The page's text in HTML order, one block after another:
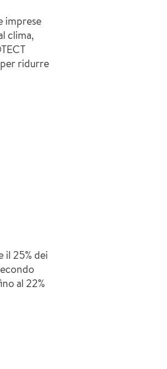
imprese
clima,
ridurre
il 25% dei
al 22%